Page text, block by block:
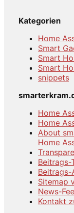
Kategorien
Home
Smart
Smart
Smart
snippets
Home
Home
About
Home
Beitrags-
Sitemap
News-
Kontakt